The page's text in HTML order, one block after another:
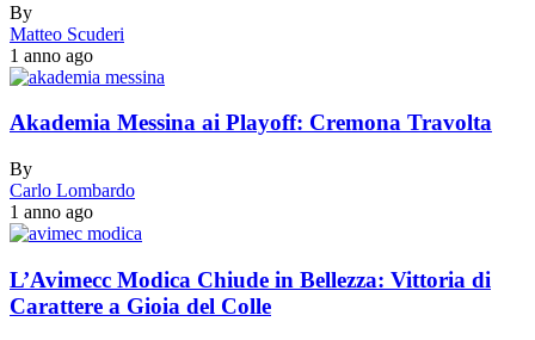
By
Matteo Scuderi
1 anno ago
Akademia Messina ai Playoff: Cremona Travolta
By
Carlo Lombardo
1 anno ago
L’Avimecc Modica Chiude in Bellezza: Vittoria di
Carattere a Gioia del Colle